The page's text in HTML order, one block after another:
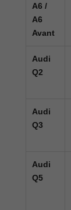
A6 /
A6
Avant
Audi
Q2
Audi
Q3
Audi
Q5